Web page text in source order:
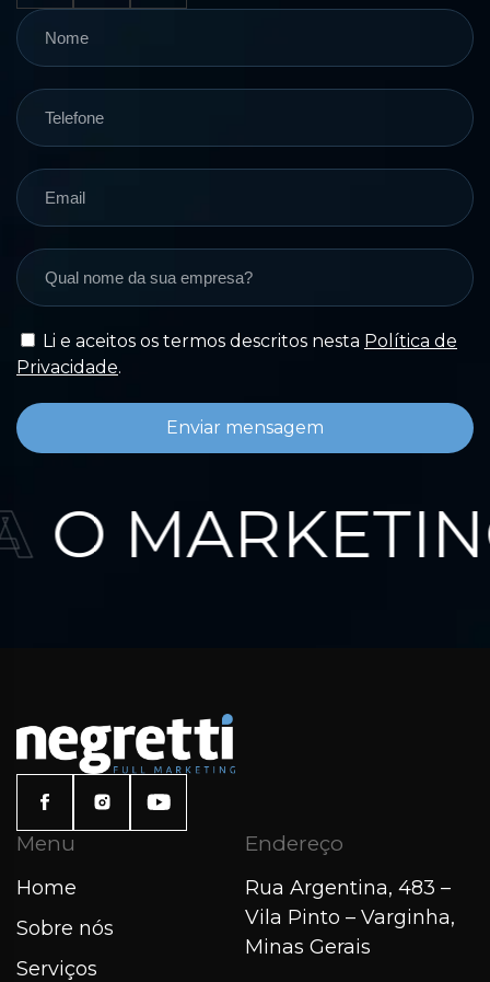
Li e aceitos os termos descritos nesta Política de
Privacidade.
Enviar mensagem
O
Menu
Home
Sobre nós
Serviços
Endereço
Rua Argentina, 483 –
Vila Pinto – Varginha,
Minas Gerais